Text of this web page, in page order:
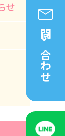
せ
問い合わせ